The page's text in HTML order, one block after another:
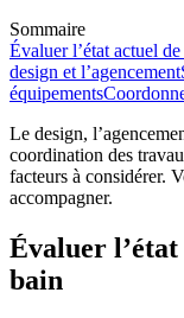
Sommaire
Évaluer l’état actuel
design et l’agencement
équipements
Le design,
coordination des
facteurs à considérer.
accompagner.
Évaluer
bain